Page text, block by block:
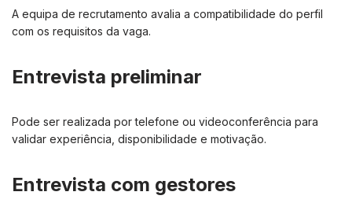
A equipa de recrutamento avalia a compatibilidade do perfil
com os requisitos da vaga.
Entrevista preliminar
Pode ser realizada por telefone ou videoconferência para
validar experiência, disponibilidade e motivação.
Entrevista com gestores